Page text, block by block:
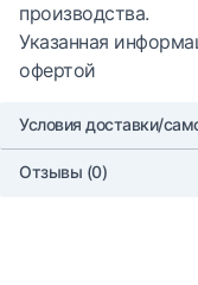
производства.
Указанная
офертой
Условия доставки/
Отзывы (0)